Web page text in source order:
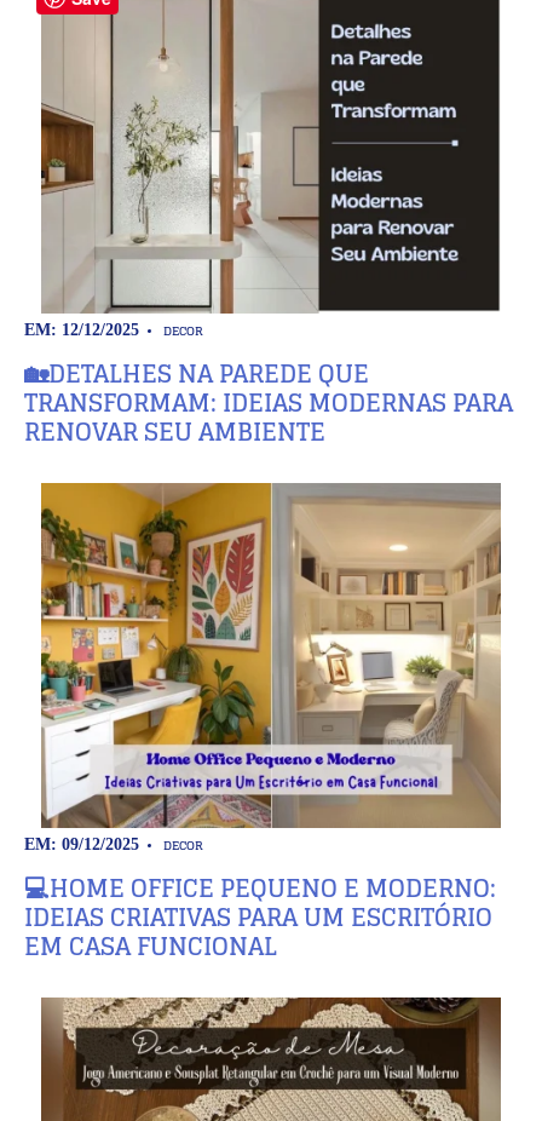
EM: 12/12/2025 DECOR
🏡DETALHES NA PAREDE QUE
TRANSFORMAM: IDEIAS MODERNAS PARA
RENOVAR SEU AMBIENTE
EM: 09/12/2025 DECOR
💻HOME OFFICE PEQUENO E MODERNO:
IDEIAS CRIATIVAS PARA UM ESCRITÓRIO
EM CASA FUNCIONAL